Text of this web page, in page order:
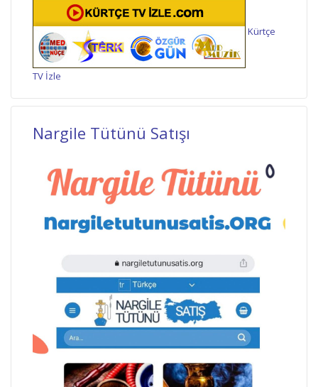
Kürtçe
TV İzle
Nargile Tütünü Satışı